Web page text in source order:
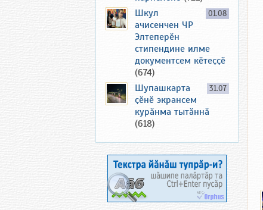
01.08
Шкул
ачисенчен ЧР
Элтеперӗн
стипендине илме
документсем кӗтеҫҫӗ
(674)
31.07
Шупашкарта
ҫӗнӗ экрансем
курӑнма тытӑннӑ
(618)